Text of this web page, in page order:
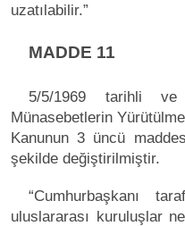
uzatılabilir.”
MADDE 11
5/5/1969 tarihli ve
Münasebetlerin
Kanunun 3 üncü
şekilde değiştirilmiştir.
“Cumhurbaşkanı
uluslararası kuruluşlar